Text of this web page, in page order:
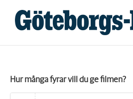
innehållet
Hur många fyrar vill du ge filmen?